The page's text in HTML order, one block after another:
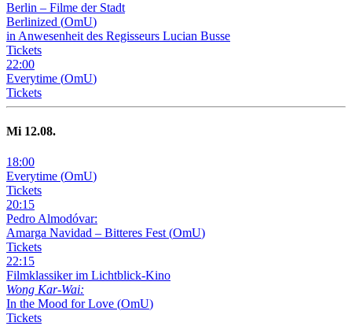
Berlin – Filme der Stadt
Berlinized (OmU)
in Anwesenheit des Regisseurs Lucian Busse
Tickets
22:00
Everytime (OmU)
Tickets
Mi 12.08.
18:00
Everytime (OmU)
Tickets
20:15
Pedro Almodóvar:
Amarga Navidad – Bitteres Fest (OmU)
Tickets
22:15
Filmklassiker im Lichtblick-Kino
Wong Kar-Wai:
In the Mood for Love (OmU)
Tickets